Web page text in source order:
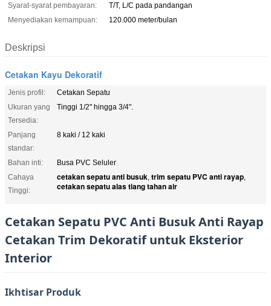
Syarat-syarat pembayaran:
T/T, L/C pada pandangan
Menyediakan kemampuan:
120.000 meter/bulan
Deskripsi
Cetakan Kayu Dekoratif
Jenis profil:
Cetakan Sepatu
Ukuran yang
Tersedia:
Tinggi 1/2" hingga 3/4".
Panjang
standar:
8 kaki / 12 kaki
Bahan inti:
Busa PVC Seluler
Cahaya
Tinggi:
cetakan sepatu anti busuk, trim sepatu PVC anti rayap,
cetakan sepatu alas tiang tahan air
Cetakan Sepatu PVC Anti Busuk Anti Rayap
Cetakan Trim Dekoratif untuk Eksterior
Interior
Ikhtisar Produk